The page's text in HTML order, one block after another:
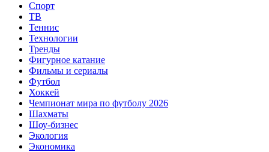
Спорт
ТВ
Теннис
Технологии
Тренды
Фигурное катание
Фильмы и сериалы
Футбол
Хоккей
Чемпионат мира по футболу 2026
Шахматы
Шоу-бизнес
Экология
Экономика